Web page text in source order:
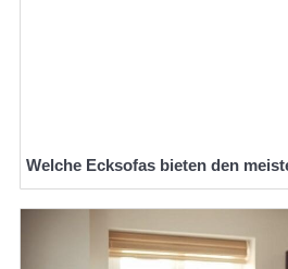
Welche Ecksofas bieten den